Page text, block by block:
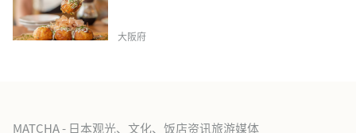
大阪府
MATCHA - 日本观光、文化、饭店资讯旅游媒体